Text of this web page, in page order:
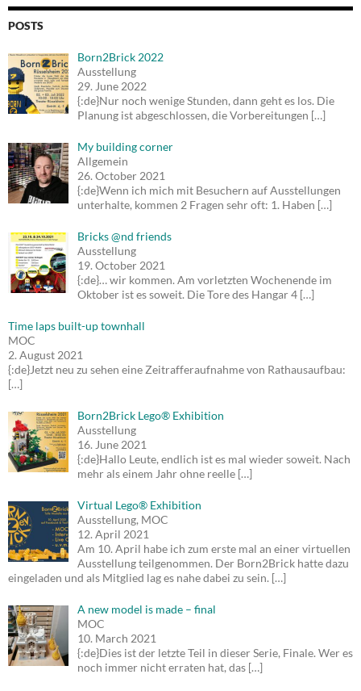
POSTS
Born2Brick 2022
Ausstellung
29. June 2022
{:de}Nur noch wenige Stunden, dann geht es los. Die
Planung ist abgeschlossen, die Vorbereitungen […]
My building corner
Allgemein
26. October 2021
{:de}Wenn ich mich mit Besuchern auf Ausstellungen
unterhalte, kommen 2 Fragen sehr oft: 1. Haben […]
Bricks @nd friends
Ausstellung
19. October 2021
{:de}… wir kommen. Am vorletzten Wochenende im
Oktober ist es soweit. Die Tore des Hangar 4 […]
Time laps built-up townhall
MOC
2. August 2021
{:de}Jetzt neu zu sehen eine Zeitrafferaufnahme von Rathausaufbau:
[…]
Born2Brick Lego® Exhibition
Ausstellung
16. June 2021
{:de}Hallo Leute, endlich ist es mal wieder soweit. Nach
mehr als einem Jahr ohne reelle […]
Virtual Lego® Exhibition
Ausstellung, MOC
12. April 2021
Am 10. April habe ich zum erste mal an einer virtuellen
Ausstellung teilgenommen. Der Born2Brick hatte dazu
eingeladen und als Mitglied lag es nahe dabei zu sein. […]
A new model is made – final
MOC
10. March 2021
{:de}Dies ist der letzte Teil in dieser Serie, Finale. Wer es
noch immer nicht erraten hat, das […]